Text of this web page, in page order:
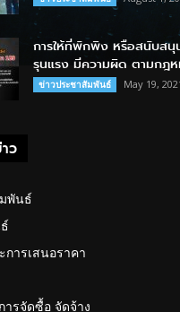
การให้ที่พักพิง หรือสนับสนุ
รุนแรง มีความผิด ตามกฎ
ข่าวประชาสัมพันธ์ May 19,
ว
พันธ์
ารเสนอราคา
รจัดซื้อ จัดจ้าง